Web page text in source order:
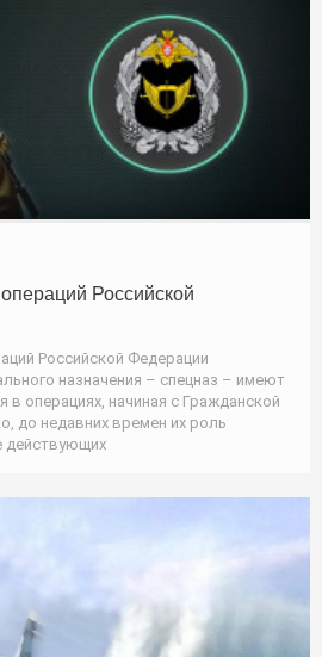
Российской
Российской Федерации
назначения – спецназ – имеют
в операциях, начиная с Гражданской
до недавних времен их роль
действующих